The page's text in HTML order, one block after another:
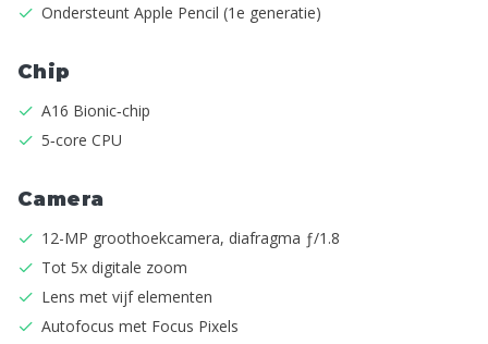
Ondersteunt Apple Pencil (1e generatie)
Chip
A16 Bionic‑chip
5‑core CPU
Camera
12-MP groothoekcamera, diafragma ƒ/1.8
Tot 5x digitale zoom
Lens met vijf elementen
Autofocus met Focus Pixels